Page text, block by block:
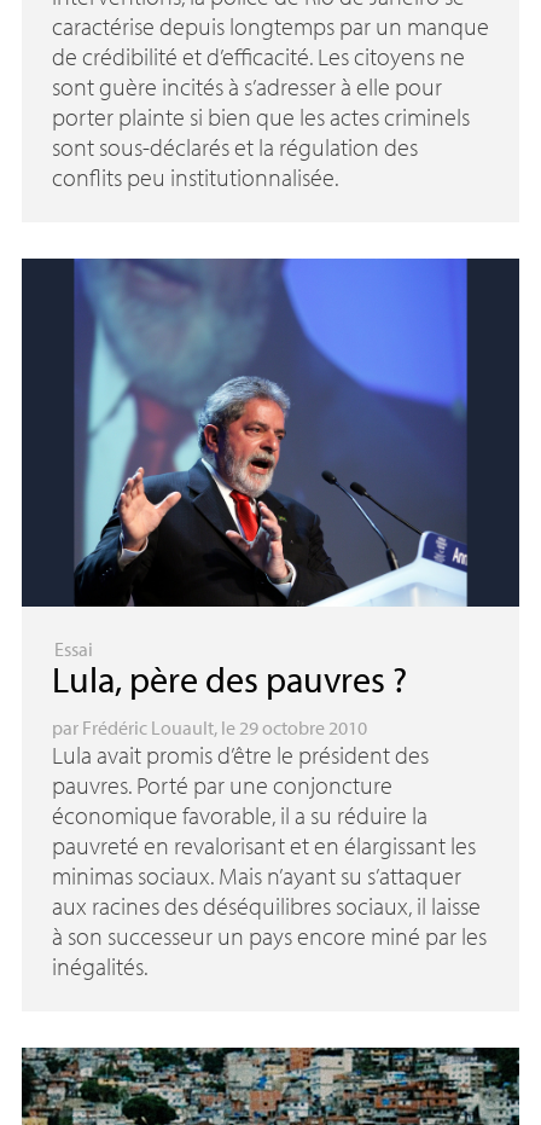
caractérise depuis longtemps par un manque
de crédibilité et d’efficacité. Les citoyens ne
sont guère incités à s’adresser à elle pour
porter plainte si bien que les actes criminels
sont sous-déclarés et la régulation des
conflits peu institutionnalisée.
Essai
Lula, père des pauvres ?
par Frédéric Louault, le 29 octobre 2010
Lula avait promis d’être le président des
pauvres. Porté par une conjoncture
économique favorable, il a su réduire la
pauvreté en revalorisant et en élargissant les
minimas sociaux. Mais n’ayant su s’attaquer
aux racines des déséquilibres sociaux, il laisse
à son successeur un pays encore miné par les
inégalités.